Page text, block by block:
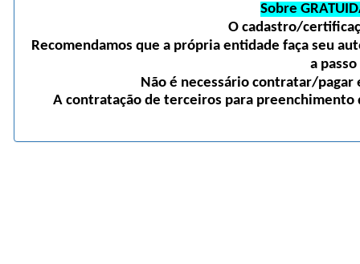
Sobre
O cadastro/
Recomendamos que a própria entidade faça seu
a
Não é necessário contratar/
A contratação de terceiros para